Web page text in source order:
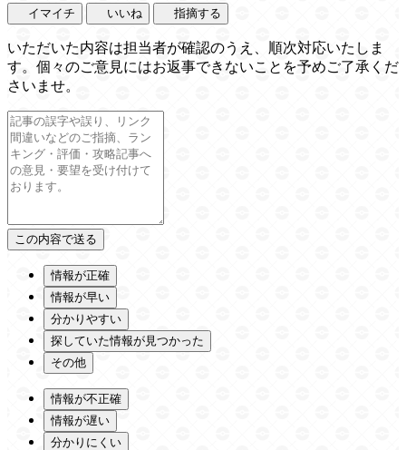
イマイチ いいね 指摘する
いただいた内容は担当者が確認のうえ、順次対応いたしま
す。個々のご意見にはお返事できないことを予めご了承くだ
さいませ。
情報が正確
情報が早い
分かりやすい
探していた情報が見つかった
その他
情報が不正確
情報が遅い
分かりにくい